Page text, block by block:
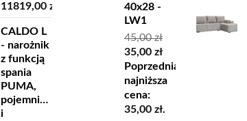
11819,00 zł
cen:
od
10229,00 zł
do
11819,00 zł
CALDO L
- narożnik
z funkcją
spania
PUMA,
pojemnikiem
i
40x28 -
LW1
45,00zł
Pierwotna
cena
wynosiła:
45,00 zł.
35,00 złAktualna
cena
wynosi:
Poprzednia
najniższa
cena:
35,00 zł.